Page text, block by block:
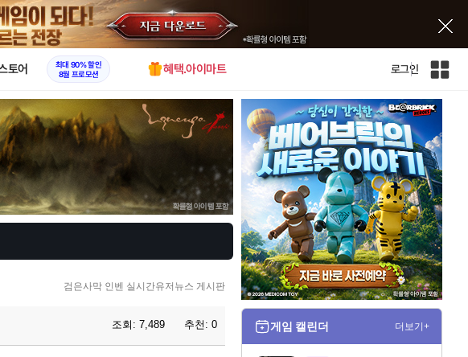
X
토어
최대 90% 할인
8월 프로모션
혜택.아이마트 로그인
인
사
이
트
맵
검은사막 인벤 실시간유저뉴스 게시판
조회: 7,489 추천: 0 게임 캘린더 더보기+